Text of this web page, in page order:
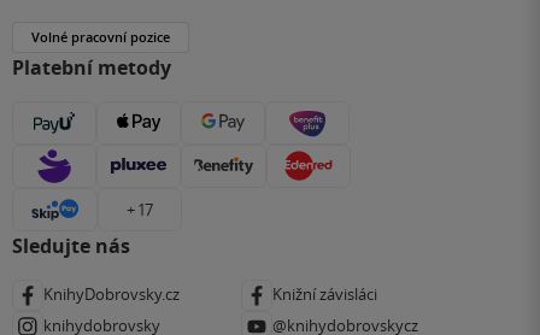
Volné pracovní pozice
Platební metody
+ 17
Sledujte nás
KnihyDobrovsky.cz
Knižní závisláci
knihydobrovsky
@knihydobrovskycz